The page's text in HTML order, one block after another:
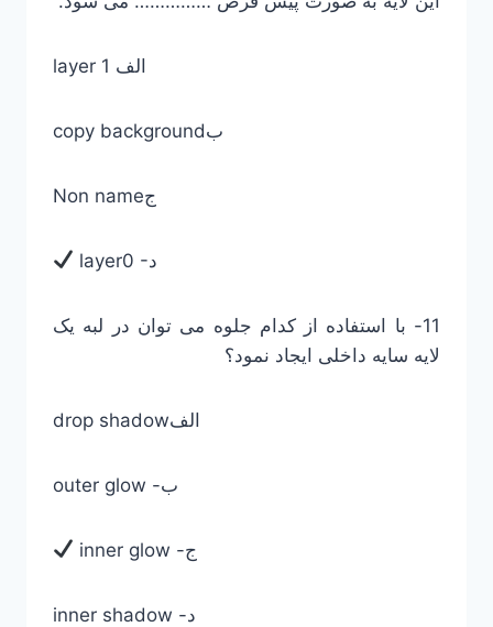
layer 1 الف
copy backgroundب
Non nameج
layer0 -د
11- با استفاده از کدام جلوه می توان در لبه یک
لایه سایه داخلی ایجاد نمود؟
drop shadowالف
outer glow -ب
inner glow -ج
inner shadow -د